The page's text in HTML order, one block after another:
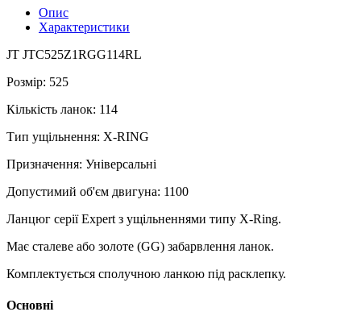
Опис
Характеристики
JT JTC525Z1RGG114RL
Розмір: 525
Кількість ланок: 114
Тип ущільнення: X-RING
Призначення: Універсальні
Допустимий об'єм двигуна: 1100
Ланцюг серії Expert з ущільненнями типу X-Ring.
Має сталеве або золоте (GG) забарвлення ланок.
Комплектується сполучною ланкою під расклепку.
Основні